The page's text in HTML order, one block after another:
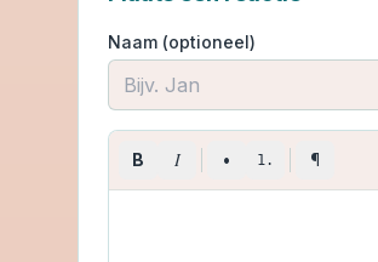
Naam (optioneel)
B I • 1. ¶